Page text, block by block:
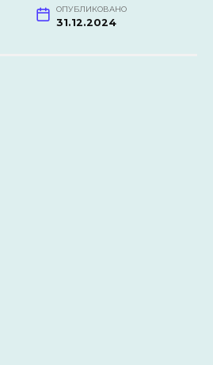
ОПУБЛИКОВАНО
31.12.2024